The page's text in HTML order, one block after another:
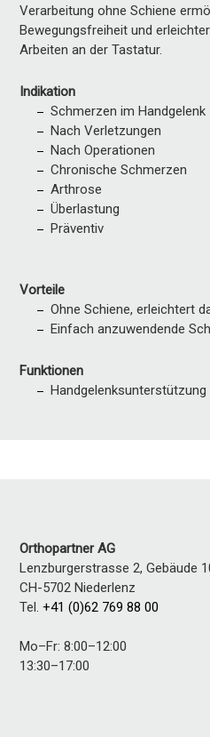
Verarbeitung ohne Schiene
Bewegungsfreiheit und
Arbeiten an der Tastatur.
Indikation
Schmerzen im Handgelenk
Nach Verletzungen
Nach Operationen
Chronische Schmerzen
Arthrose
Überlastung
Präventiv
Vorteile
Ohne Schiene, erleichtert
Einfach anzuwendende
Funktionen
Handgelenksunterstützung
Orthopartner AG
Lenzburgerstrasse 2, Gebäude
CH-5702 Niederlenz
Tel.+41 (0)62 769 88 00
Mo–Fr: 8:00–12:00
13:30–17:00